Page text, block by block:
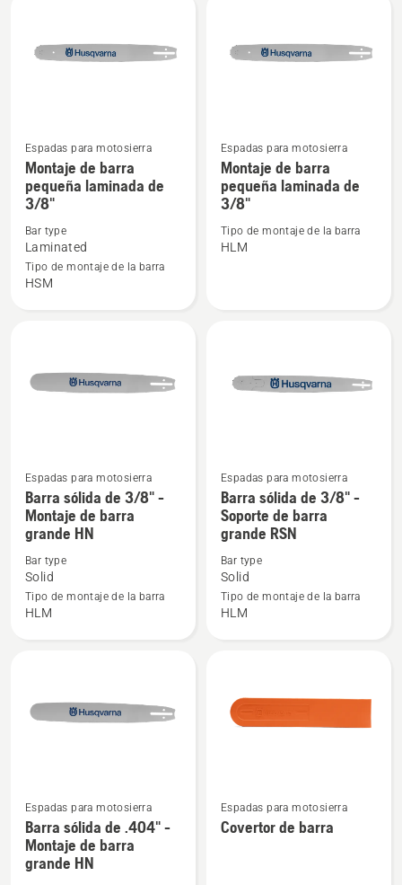
3/8"
Ver
más
detalles
sobre
Montaje
de
barra
3/8"
Espadas para motosierra
Montaje de barra
pequeña laminada de
3/8"
Bar type
Laminated
Tipo de montaje de la barra
HSM
Ver
más
detalles
sobre
Montaje
3/8"
Espadas para motosierra
Montaje de barra
pequeña laminada de
3/8"
Tipo de montaje de la barra
HLM
Ver
más
detalles
sobre
Barra
sólida
de
Espadas para motosierra
Barra sólida de 3/8" -
Montaje de barra
grande HN
Bar type
Solid
Tipo de montaje de la barra
HLM
Ver
más
detalles
sobre
Barra
sólida
de
barra
Espadas para motosierra
Barra sólida de 3/8" -
Soporte de barra
grande RSN
Bar type
Solid
Tipo de montaje de la barra
HLM
Ver
más
detalles
sobre
Espadas para motosierra
Barra sólida de .404" -
Montaje de barra
grande HN
Ver
más
Espadas para motosierra
Covertor de barra